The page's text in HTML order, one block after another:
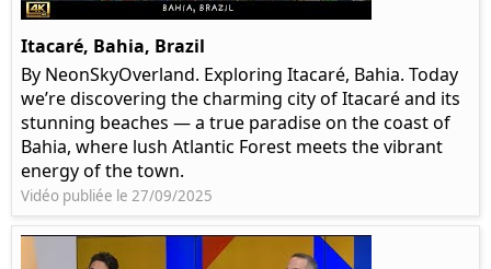
Itacaré, Bahia, Brazil
By NeonSkyOverland. Exploring Itacaré, Bahia. Today
we’re discovering the charming city of Itacaré and its
stunning beaches — a true paradise on the coast of
Bahia, where lush Atlantic Forest meets the vibrant
energy of the town.
Vidéo publiée le 27/09/2025